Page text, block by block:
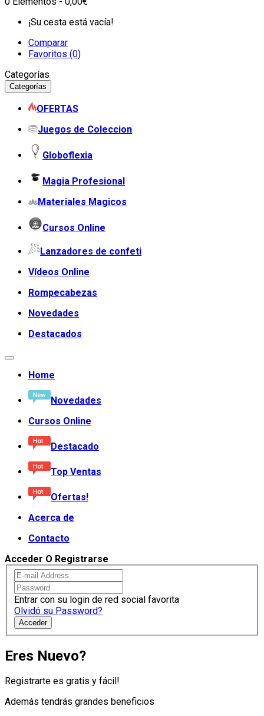
¡Su cesta está vacía!
Comparar
Favoritos (0)
Categorías
Categorías
OFERTAS
Juegos de Coleccion
Globoflexia
Magia Profesional
Materiales Magicos
Cursos Online
Lanzadores de confeti
Vídeos Online
Rompecabezas
Novedades
Destacados
Home
Novedades
Cursos Online
Destacado
Top Ventas
Ofertas!
Acerca de
Contacto
Acceder O Registrarse
Entrar con su login de red social favorita
Olvidó su Password?
Acceder
Eres Nuevo?
Registrarte es gratis y fácil!
Además tendrás grandes beneficios